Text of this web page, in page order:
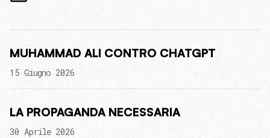
MUHAMMAD ALI CONTRO CHATGPT
15 Giugno 2026
LA PROPAGANDA NECESSARIA
30 Aprile 2026